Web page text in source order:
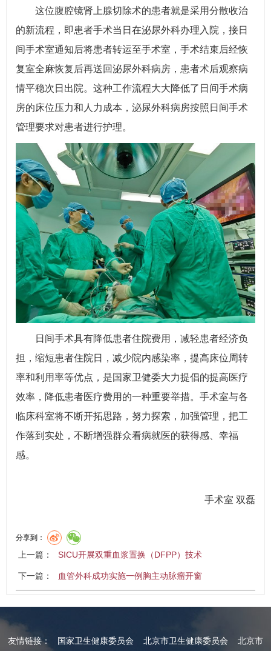
这位腹腔镜肾上腺切除术的患者就是采用分散收治
的新流程，即患者手术当日在泌尿外科办理入院，接日
间手术室通知后将患者转运至手术室，手术结束后经恢
复室全麻恢复后再送回泌尿外科病房，患者术后观察病
情平稳次日出院。这种工作流程大大降低了日间手术病
房的床位压力和人力成本，泌尿外科病房按照日间手术
管理要求对患者进行护理。
日间手术具有降低患者住院费用，减轻患者经济负
担，缩短患者住院日，减少院内感染率，提高床位周转
率和利用率等优点，是国家卫健委大力提倡的提高医疗
效率，降低患者医疗费用的一种重要举措。手术室与各
临床科室将不断开拓思路，努力探索，加强管理，把工
作落到实处，不断增强群众看病就医的获得感、幸福
感。
手术室 双磊
分享到：
上一篇： SICU开展双重血浆置换（DFPP）技术
下一篇： 血管外科成功实施一例胸主动脉瘤开窗
友情链接： 国家卫生健康委员会 北京市卫生健康委员会 北京市